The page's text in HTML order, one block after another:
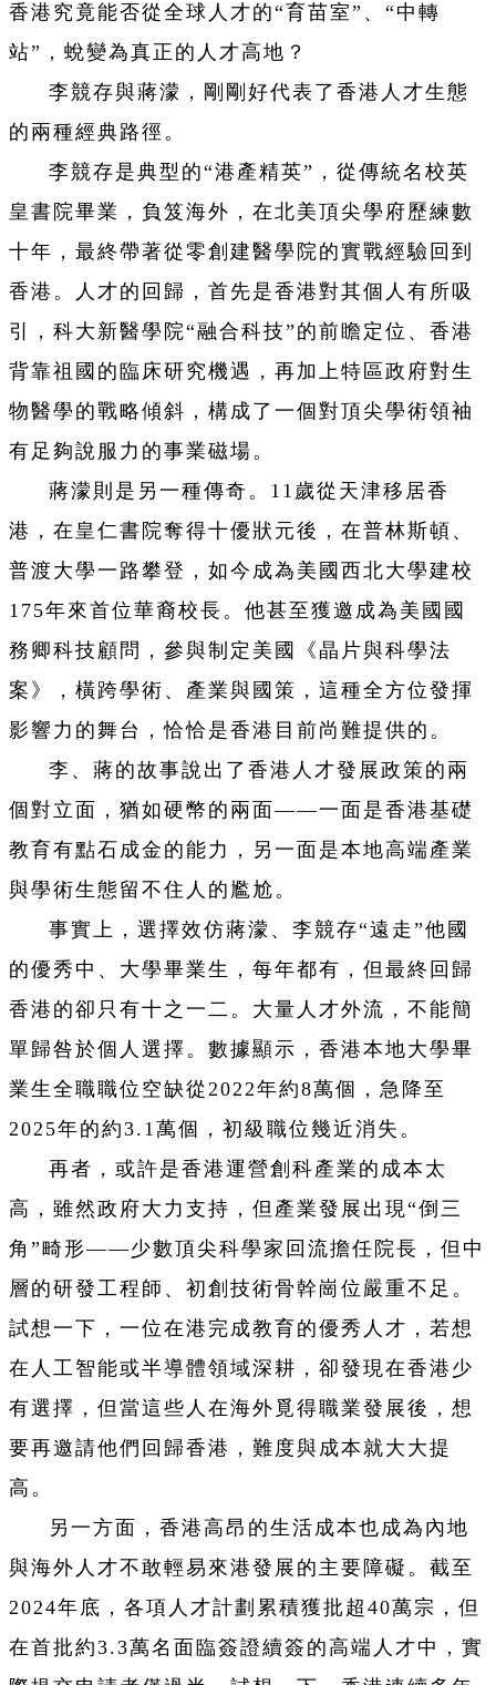
香港究竟能否從全球人才的“育苗室”、“中轉
站”，蛻變為真正的人才高地？
李競存與蔣濛，剛剛好代表了香港人才生態
的兩種經典路徑。
李競存是典型的“港產精英”，從傳統名校英
皇書院畢業，負笈海外，在北美頂尖學府歷練數
十年，最終帶著從零創建醫學院的實戰經驗回到
香港。人才的回歸，首先是香港對其個人有所吸
引，科大新醫學院“融合科技”的前瞻定位、香港
背靠祖國的臨床研究機遇，再加上特區政府對生
物醫學的戰略傾斜，構成了一個對頂尖學術領袖
有足夠說服力的事業磁場。
蔣濛則是另一種傳奇。11歲從天津移居香
港，在皇仁書院奪得十優狀元後，在普林斯頓、
普渡大學一路攀登，如今成為美國西北大學建校
175年來首位華裔校長。他甚至獲邀成為美國國
務卿科技顧問，參與制定美國《晶片與科學法
案》，橫跨學術、產業與國策，這種全方位發揮
影響力的舞台，恰恰是香港目前尚難提供的。
李、蔣的故事說出了香港人才發展政策的兩
個對立面，猶如硬幣的兩面——一面是香港基礎
教育有點石成金的能力，另一面是本地高端產業
與學術生態留不住人的尷尬。
事實上，選擇效仿蔣濛、李競存“遠走”他國
的優秀中、大學畢業生，每年都有，但最終回歸
香港的卻只有十之一二。大量人才外流，不能簡
單歸咎於個人選擇。數據顯示，香港本地大學畢
業生全職職位空缺從2022年約8萬個，急降至
2025年的約3.1萬個，初級職位幾近消失。
再者，或許是香港運營創科產業的成本太
高，雖然政府大力支持，但產業發展出現“倒三
角”畸形——少數頂尖科學家回流擔任院長，但中
層的研發工程師、初創技術骨幹崗位嚴重不足。
試想一下，一位在港完成教育的優秀人才，若想
在人工智能或半導體領域深耕，卻發現在香港少
有選擇，但當這些人在海外覓得職業發展後，想
要再邀請他們回歸香港，難度與成本就大大提
高。
另一方面，香港高昂的生活成本也成為內地
與海外人才不敢輕易來港發展的主要障礙。截至
2024年底，各項人才計劃累積獲批超40萬宗，但
在首批約3.3萬名面臨簽證續簽的高端人才中，實